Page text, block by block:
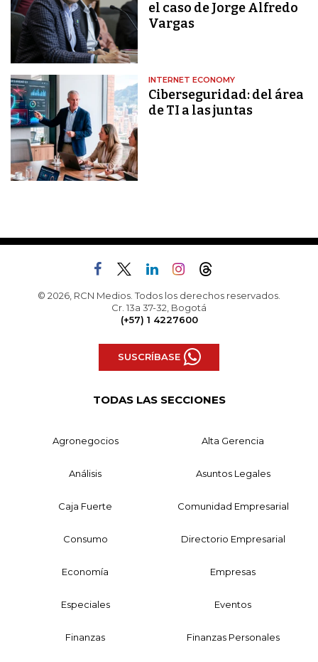
el caso de Jorge Alfredo
Vargas
INTERNET ECONOMY
Ciberseguridad: del área
de TI a las juntas
© 2026, RCN Medios. Todos los derechos reservados.
Cr. 13a 37-32, Bogotá
(+57) 1 4227600
SUSCRÍBASE
TODAS LAS SECCIONES
Agronegocios Alta Gerencia
Análisis Asuntos Legales
Caja Fuerte Comunidad Empresarial
Consumo Directorio Empresarial
Economía Empresas
Especiales Eventos
Finanzas Finanzas Personales